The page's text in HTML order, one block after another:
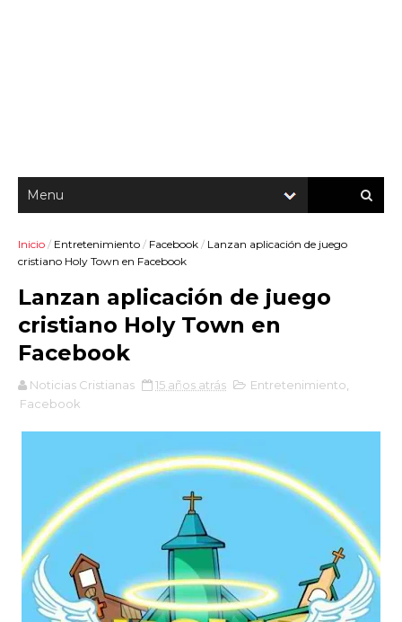
Inicio / Entretenimiento / Facebook / Lanzan aplicación de juego
cristiano Holy Town en Facebook
Lanzan aplicación de juego
cristiano Holy Town en
Facebook
Noticias Cristianas 15 años atrás Entretenimiento
Facebook